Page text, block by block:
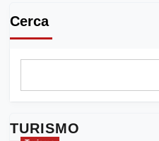
Cerca
TURISMO